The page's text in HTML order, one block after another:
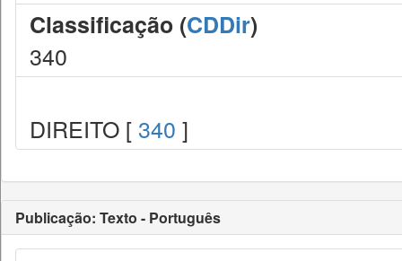
Classificação (CDDir)
340
DIREITO [ 340 ]
Publicação: Texto - Português